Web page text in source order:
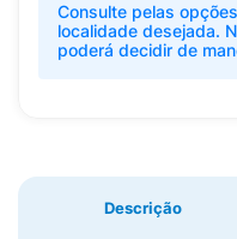
Consulte pelas
localidade desejada.
poderá decidir de
Descrição